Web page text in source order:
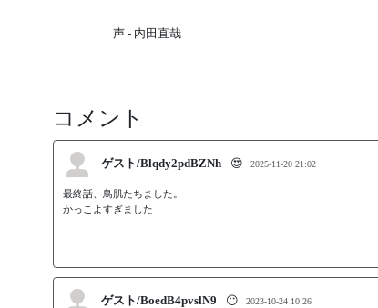
声 - 内田直哉
コメント
ゲスト/Blqdy2pdBZNh 😍 2025-11-20 21:02
最終話、鳥肌たちました。
かっこよすぎました
ゲスト/BoedB4pvslN9 😶 2023-10-24 10:26